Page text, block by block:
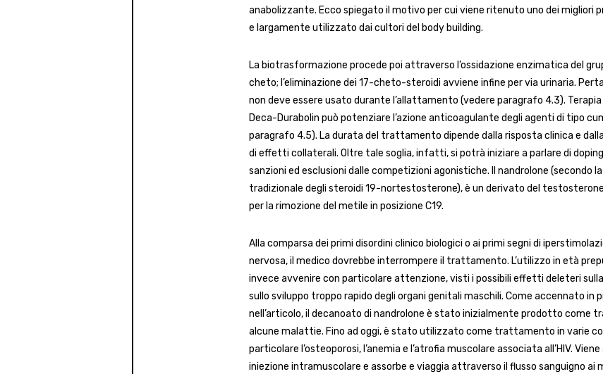
anabolizzante. Ecco spiegato il motivo per cui viene ritenuto uno dei migliori
e largamente utilizzato dai cultori del body building.
La biotrasformazione procede poi attraverso l’ossidazione enzimatica del
cheto; l’eliminazione dei 17-cheto-steroidi avviene infine per via urinaria.
non deve essere usato durante l’allattamento (vedere paragrafo 4.3). Terapia
Deca-Durabolin può potenziare l’azione anticoagulante degli agenti di tipo
paragrafo 4.5). La durata del trattamento dipende dalla risposta clinica e
di effetti collaterali. Oltre tale soglia, infatti, si potrà iniziare a parlare di
sanzioni ed esclusioni dalle competizioni agonistiche. Il nandrolone (secondo
tradizionale degli steroidi 19-nortestosterone), è un derivato del
per la rimozione del metile in posizione C19.
Alla comparsa dei primi disordini clinico biologici o ai primi segni di
nervosa, il medico dovrebbe interrompere il trattamento. L’utilizzo in età
invece avvenire con particolare attenzione, visti i possibili effetti deleteri
sullo sviluppo troppo rapido degli organi genitali maschili. Come accennato in
nell’articolo, il decanoato di nandrolone è stato inizialmente prodotto come
alcune malattie. Fino ad oggi, è stato utilizzato come trattamento in varie
particolare l’osteoporosi, l’anemia e l’atrofia muscolare associata all’HIV.
iniezione intramuscolare e assorbe e viaggia attraverso il flusso sanguigno ai